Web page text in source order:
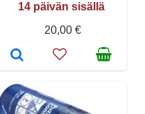
14 päivän sisällä
20,00 €